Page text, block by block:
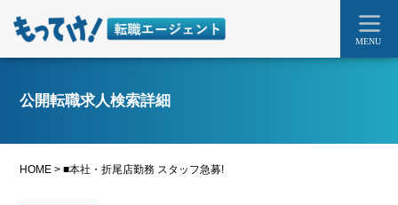
MENU
公開転職求人検索詳細
HOME >■本社・折尾店勤務 スタッフ急募!